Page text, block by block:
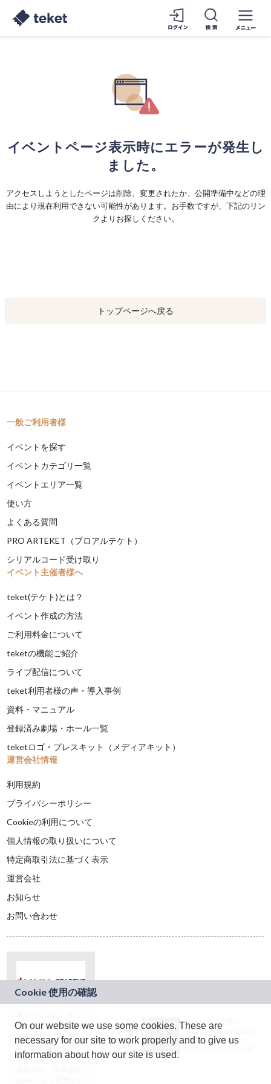
イベントページ表示時にエラーが発生し
ました。
アクセスしようとしたページは削除、変更されたか、公開準備中などの理
由により現在利用できない可能性があります。お手数ですが、下記のリン
クよりお探しください。
トップページへ戻る
一般ご利用者様
イベントを探す
イベントカテゴリ一覧
イベントエリア一覧
使い方
よくある質問
PRO ARTEKET（プロアルテケト）
シリアルコード受け取り
イベント主催者様へ
teket(テケト)とは？
イベント作成の方法
ご利用料金について
teketの機能ご紹介
ライブ配信について
teket利用者様の声・導入事例
資料・マニュアル
登録済み劇場・ホール一覧
teketロゴ・プレスキット（メディアキット）
運営会社情報
利用規約
プライバシーポリシー
Cookieの利用について
個人情報の取り扱いについて
特定商取引法に基づく表示
運営会社
お知らせ
お問い合わせ
ドコモグループの新
規事業創出プログラ
ム「docomo
STARTUP」を通じて
JASRAC許諾番号：
9024936001Y45037
JASRAC許諾番号：
On our website we use some cookies. These are
necessary for our site to work properly and to give us
information about how our site is used.